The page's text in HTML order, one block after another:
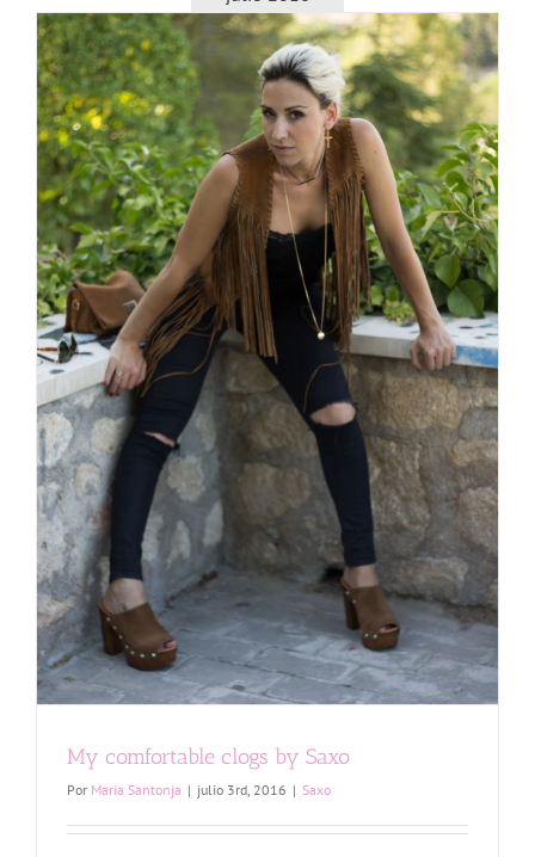
My comfortable clogs by Saxo
Por Maria Santonja | julio 3rd, 2016 | Saxo